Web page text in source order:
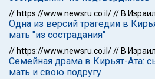
// https://www.newsru.co.il/// В
Одна из версий трагедии в
мать "из сострадания"
// https://www.newsru.co.il/// В
Семейная драма в Кирьят-Ата:
мать и свою подругу